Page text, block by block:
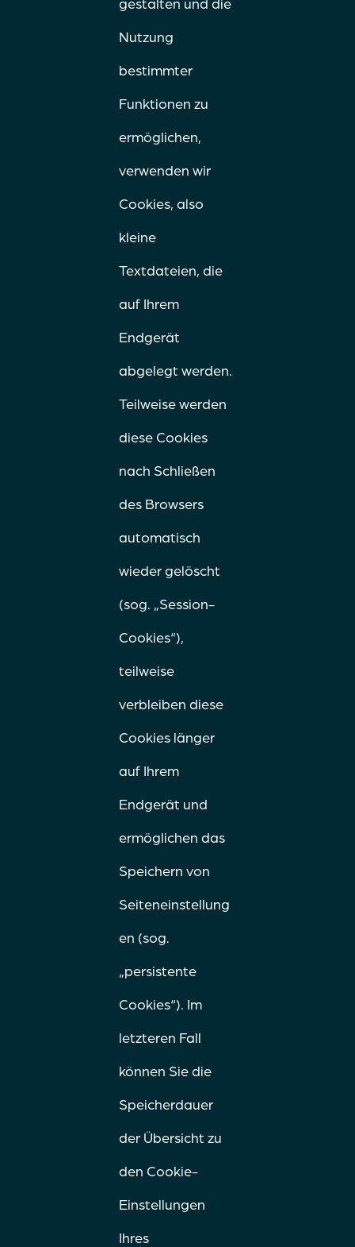
Nutzung
bestimmter
Funktionen zu
ermöglichen,
verwenden wir
Cookies, also
kleine
Textdateien, die
auf Ihrem
Endgerät
abgelegt werden.
Teilweise werden
diese Cookies
nach Schließen
des Browsers
automatisch
wieder gelöscht
(sog. „Session-
Cookies“),
teilweise
verbleiben diese
Cookies länger
auf Ihrem
Endgerät und
ermöglichen das
Speichern von
Seiteneinstellung
en (sog.
„persistente
Cookies“). Im
letzteren Fall
können Sie die
Speicherdauer
der Übersicht zu
den Cookie-
Einstellungen
Ihres